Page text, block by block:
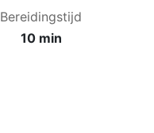
Bereidingstijd
10 min